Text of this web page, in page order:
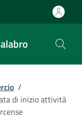
/
di inizio attività